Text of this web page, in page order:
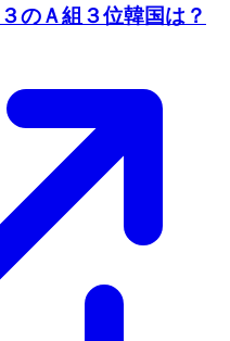
のＡ組３位韓国は？